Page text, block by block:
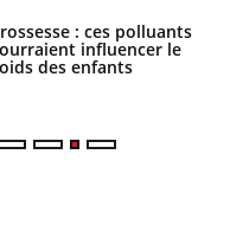
: ces polluants
influencer le
des enfants